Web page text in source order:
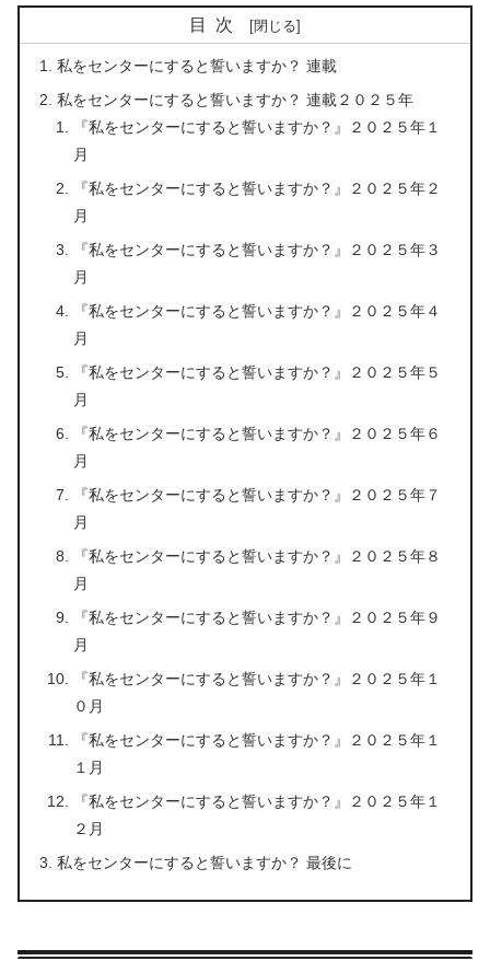
目次
私をセンターにすると誓いますか？ 連載
私をセンターにすると誓いますか？ 連載２０２５年
『私をセンターにすると誓いますか？』２０２５年１
月
『私をセンターにすると誓いますか？』２０２５年２
月
『私をセンターにすると誓いますか？』２０２５年３
月
『私をセンターにすると誓いますか？』２０２５年４
月
『私をセンターにすると誓いますか？』２０２５年５
月
『私をセンターにすると誓いますか？』２０２５年６
月
『私をセンターにすると誓いますか？』２０２５年７
月
『私をセンターにすると誓いますか？』２０２５年８
月
『私をセンターにすると誓いますか？』２０２５年９
月
『私をセンターにすると誓いますか？』２０２５年１
０月
『私をセンターにすると誓いますか？』２０２５年１
１月
『私をセンターにすると誓いますか？』２０２５年１
２月
私をセンターにすると誓いますか？ 最後に